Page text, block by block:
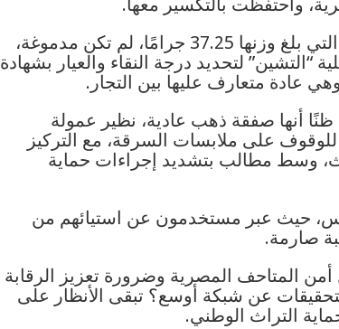
وأشار المتهم إلى أن الأسورة، التي بلغ وزنها 37.25 جرامًا، لم تكن مدموغة،
“التشين” لتحديد درجة النقاء والعيار بشهادة
عادة متعارف عليها بين التجار.
أنها صفقة ذهب عادية، نظير عمولة
على ملابسات السرقة، مع التركيز
وسط مطالب بتشديد إجراءات حماية
حيث عبر مستخدمون عن استيائهم من
صارمة.
المتاحف المصرية وضرورة تعزيز الرقابة
عن شبكة أوسع؟ تبقى الأنظار على
التراث الوطني.